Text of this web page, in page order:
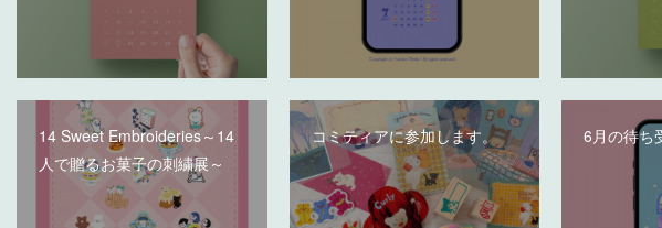
14 Sweet Embroideries～14
人で贈るお菓子の刺繍展～
コミティアに参加します。 6月の待ち